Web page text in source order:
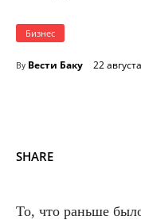
Бизнес
By Вести Баку 22
SHARE
То, что раньше